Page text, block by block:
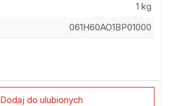
1 kg
061H60AO1BP01000
Dodaj do ulubionych